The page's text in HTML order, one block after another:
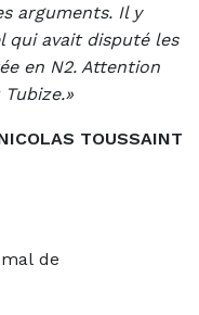
arguments. Il y
qui avait disputé les
en N2. Attention
Tubize.»
TOUSSAINT
mal de